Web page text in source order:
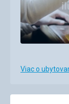
Viac o